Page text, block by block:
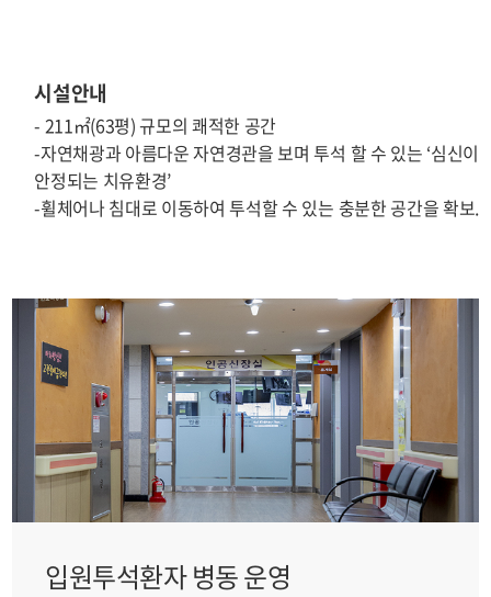
시설안내
- 211㎡(63평) 규모의 쾌적한 공간
-자연채광과 아름다운 자연경관을 보며 투석 할 수 있는 ‘심신이
안정되는 치유환경’
-휠체어나 침대로 이동하여 투석할 수 있는 충분한 공간을 확보.
입원투석환자 병동 운영